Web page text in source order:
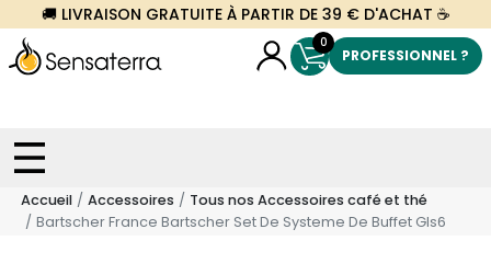
🚚 LIVRAISON GRATUITE À PARTIR DE 39 € D'ACHAT ☕
0
PROFESSIONNEL ?
Accueil Accessoires
Tous nos Accessoires café et thé
Bartscher France Bartscher Set De Systeme De Buffet Gls6